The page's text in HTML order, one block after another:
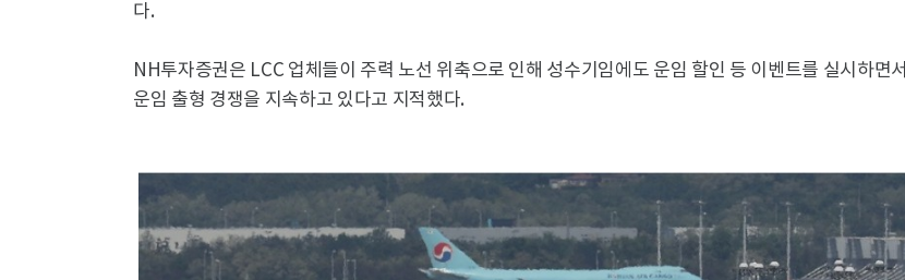
다.
NH투자증권은 LCC 업체들이 주력 노선 위축으로 인해 성수기임에도 운임 할인 등 이벤트를 실시하면서
운임 출형 경쟁을 지속하고 있다고 지적했다.